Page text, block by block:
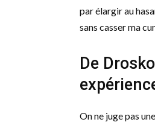
par élargir au
sans casser ma
De
On ne juge pas